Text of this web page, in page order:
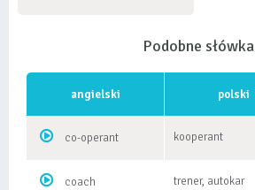
Podobne słówka
angielski polski
co-operant kooperant
coach trener, autokar